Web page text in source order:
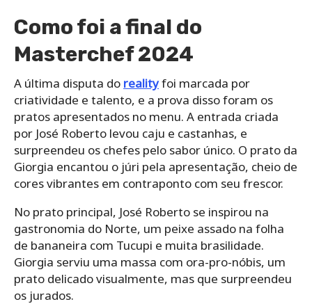
Como foi a final do
Masterchef 2024
A última disputa do realityfoi marcada por
criatividade e talento, e a prova disso foram os
pratos apresentados no menu. A entrada criada
por José Roberto levou caju e castanhas, e
surpreendeu os chefes pelo sabor único. O prato da
Giorgia encantou o júri pela apresentação, cheio de
cores vibrantes em contraponto com seu frescor.
No prato principal, José Roberto se inspirou na
gastronomia do Norte, um peixe assado na folha
de bananeira com Tucupi e muita brasilidade.
Giorgia serviu uma massa com ora-pro-nóbis, um
prato delicado visualmente, mas que surpreendeu
os jurados.